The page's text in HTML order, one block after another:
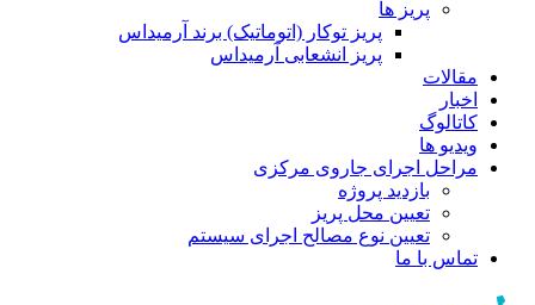
پریز ها
پریز توکار (اتوماتیک) برند آرمیداس
پریز انشعابی آرمیداس
مقالات
اخبار
کاتالوگ
ویدیو ها
مراحل اجرای جاروی مرکزی
بازدید پروژه
تعیین محل پریز
تعیین نوع مصالح اجرای سیستم
تماس با ما